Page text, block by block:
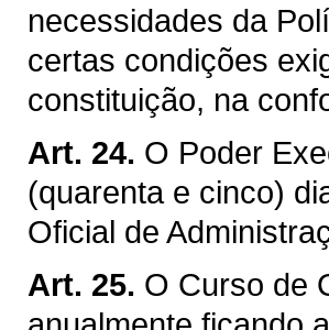
necessidades da
certas condições
constituição, na
Art. 24. O Poder
(quarenta e cinco)
Oficial de
Art. 25. O Curso de